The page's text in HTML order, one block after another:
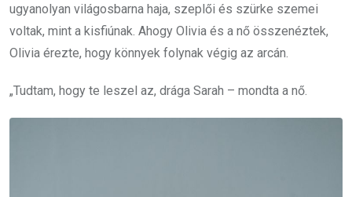
ugyanolyan világosbarna haja, szeplői és szürke szemei
voltak, mint a kisfiúnak. Ahogy Olivia és a nő összenéztek,
Olivia érezte, hogy könnyek folynak végig az arcán.
„Tudtam, hogy te leszel az, drága Sarah – mondta a nő.